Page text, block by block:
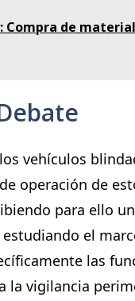
Compra de
vehículos
operación de
para ello un
el
las
la vigilancia